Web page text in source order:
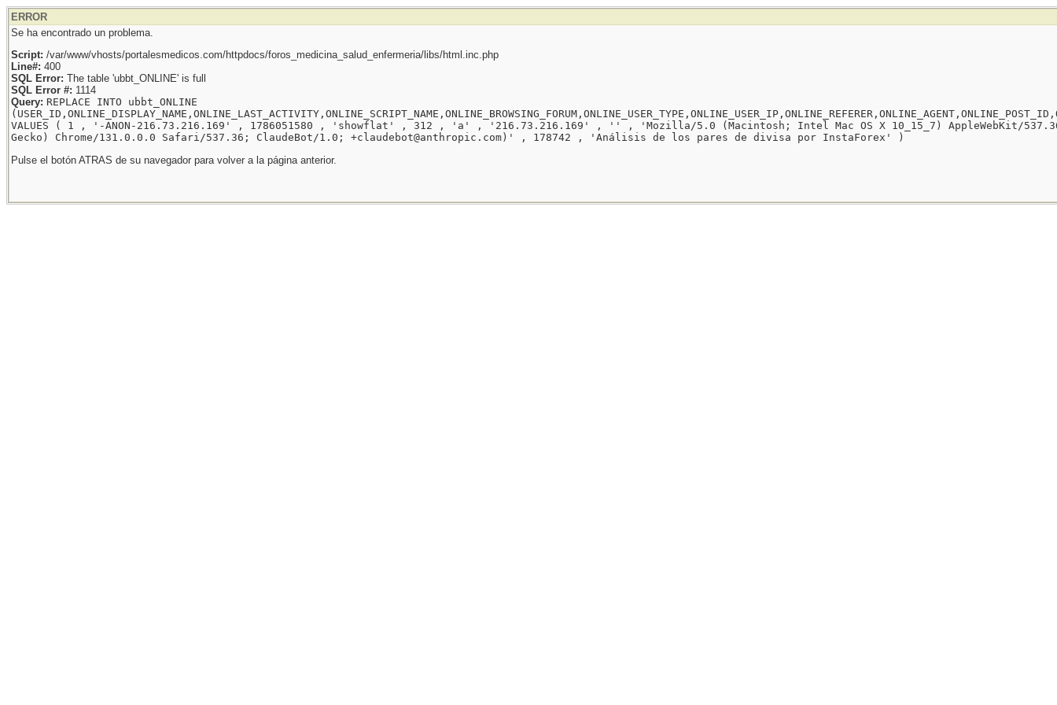
ERROR
Se ha encontrado un problema.
Script: /var/www/vhosts/portalesmedicos.com/httpdocs/foros_medicina_salud_enfermeria/libs/html.inc.php
Line#: 400
SQL Error: The table 'ubbt_ONLINE' is full
SQL Error #: 1114
Query: REPLACE INTO ubbt_ONLINE
VALUES ( 1 , '-ANON-216.73.216.169' , 1786051580 , 'showflat' , 312 , 'a' , '216.73.216.169' , '' , 'Mozilla/5.0 (Macintosh; Intel Mac OS X 10_15_7) AppleWebKit/
Gecko) Chrome/131.0.0.0 Safari/537.36; ClaudeBot/1.0; +claudebot@anthropic.com)' , 178742 , 'Análisis de los pares de divisa por InstaForex' )
Pulse el botón ATRAS de su navegador para volver a la página anterior.